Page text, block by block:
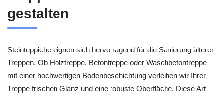
gestalten
Steinteppiche eignen sich hervorragend für die Sanierung älterer
Treppen. Ob Holztreppe, Betontreppe oder Waschbetontreppe –
mit einer hochwertigen Bodenbeschichtung verleihen wir Ihrer
Treppe frischen Glanz und eine robuste Oberfläche. Diese Art